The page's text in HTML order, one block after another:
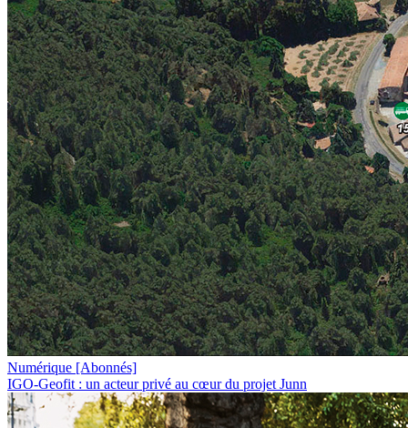
Numérique [Abonnés]
IGO-Geofit : un acteur privé au cœur du projet Junn